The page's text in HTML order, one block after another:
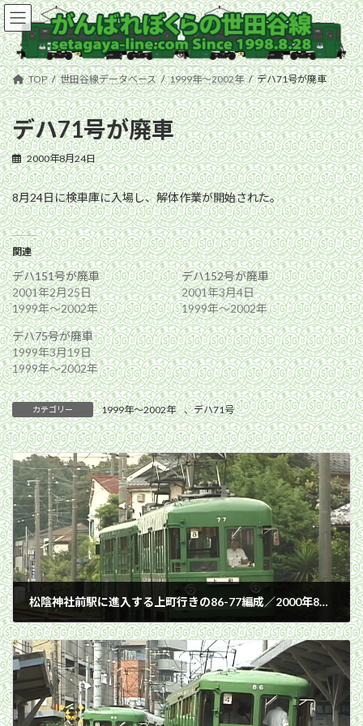
コ
ン
テ
ン
ツ
へ
ス
キ
ッ
プ
ナ
ビ
ゲ
ー
シ
ョ
ン
に
移
動
TOP 世田谷線データベース 1999年〜2002年 デハ71号が廃車
デハ71号が廃車
2000年8月24日
8月24日に検車庫に入場し、解体作業が開始された。
関連
デハ151号が廃車
2001年2月25日
1999年〜2002年
デハ152号が廃車
2001年3月4日
1999年〜2002年
デハ75号が廃車
1999年3月19日
1999年〜2002年
カテゴリー 1999年〜2002年 、デハ71号
松陰神社前駅に進入する上町行きの86-77編成／2000年8月23日 若林〜松陰神社前間
2000年8月23日